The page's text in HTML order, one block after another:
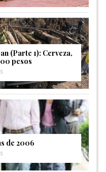
(Parte 1): Cerveza,
pesos
de 2006